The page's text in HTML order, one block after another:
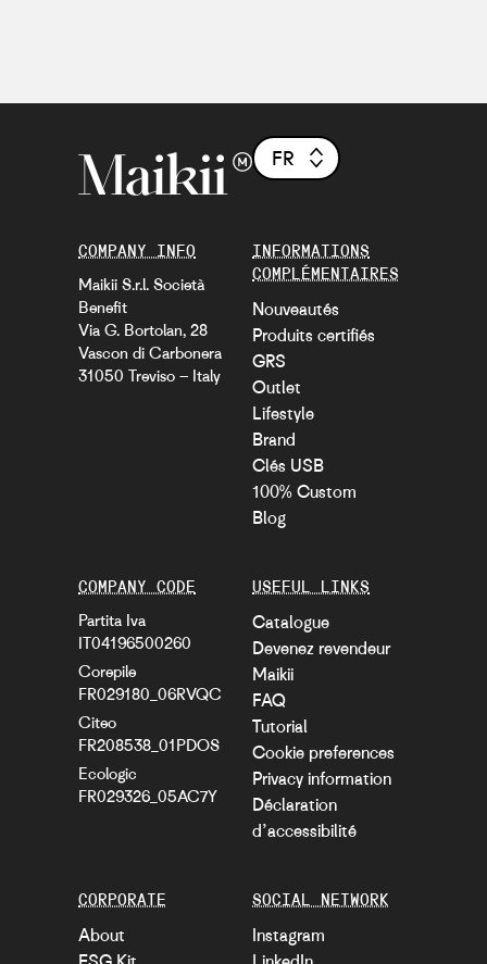
COMPANY INFO
Maikii S.r.l. Società
Benefit
Via G. Bortolan, 28
Vascon di Carbonera
31050 Treviso – Italy
INFORMATIONS
COMPLÉMENTAIRES
Nouveautés
Produits certifiés
GRS
Outlet
Lifestyle
Brand
Clés USB
100% Custom
Blog
CORPORATE
About
USEFUL LINKS
Catalogue
Devenez revendeur
Maikii
FAQ
Tutorial
Cookie preferences
Privacy information
Déclaration
d’accessibilité
COMPANY CODE
Partita Iva
IT04196500260
Corepile
FR029180_06RVQC
Citeo
FR208538_01PDOS
Ecologic
FR029326_05AC7Y
SOCIAL NETWORK
Instagram
FR